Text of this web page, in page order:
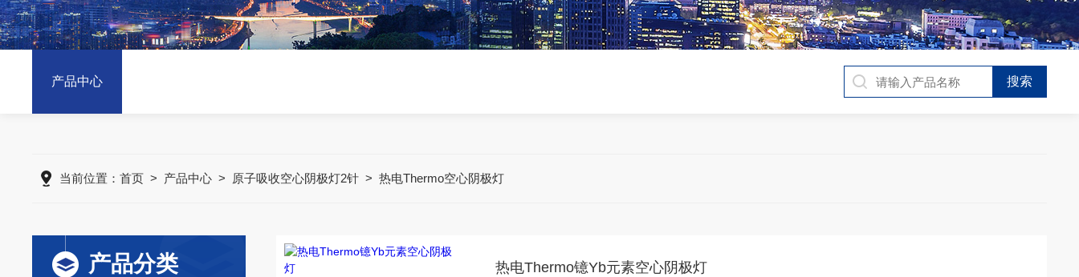
产品中心
当前位置：首页 > 产品中心 > 原子吸收空心阴极灯2针 >热电Thermo空心阴极灯
产品分类 热电Thermo镱Yb元素空心阴极灯